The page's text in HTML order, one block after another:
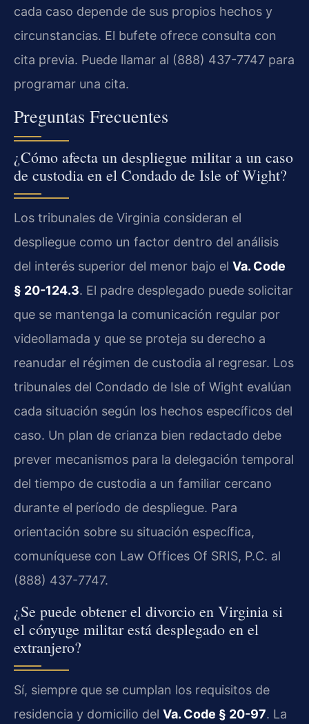
cada caso depende de sus propios hechos y
circunstancias. El bufete ofrece consulta con
cita previa. Puede llamar al (888) 437-7747 para
programar una cita.
Preguntas Frecuentes
¿Cómo afecta un despliegue militar a un caso
de custodia en el Condado de Isle of Wight?
Los tribunales de Virginia consideran el
despliegue como un factor dentro del análisis
del interés superior del menor bajo el Va. Code
§ 20-124.3. El padre desplegado puede solicitar
que se mantenga la comunicación regular por
videollamada y que se proteja su derecho a
reanudar el régimen de custodia al regresar. Los
tribunales del Condado de Isle of Wight evalúan
cada situación según los hechos específicos del
caso. Un plan de crianza bien redactado debe
prever mecanismos para la delegación temporal
del tiempo de custodia a un familiar cercano
durante el período de despliegue. Para
orientación sobre su situación específica,
comuníquese con Law Offices Of SRIS, P.C. al
(888) 437-7747.
¿Se puede obtener el divorcio en Virginia si
el cónyuge militar está desplegado en el
extranjero?
Sí, siempre que se cumplan los requisitos de
residencia y domicilio del Va. Code § 20-97. La